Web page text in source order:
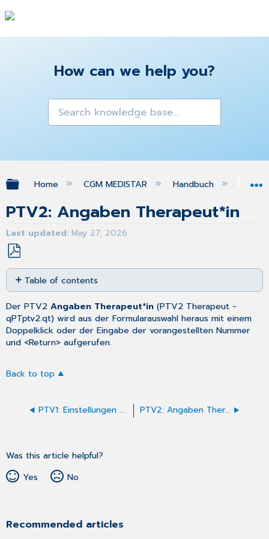
How can we help you?
Expand/collapse global hierarchy
Home CGM MEDISTAR Handbuch
PTV2: Angaben Therapeut*in
Last updated May 27, 2026
Save
as
PDF
Table of contents
No
headers
Der PTV2Angaben Therapeut*in (PTV2 Therapeut -
qPTptv2.qt) wird aus derFormularauswahl heraus mit einem
Doppelklick oder der Eingabe der vorangestellten Nummer
und <Return> aufgerufen.
Back to top
PTV1: Einstellungen des Antrags auf Psychotherapie PTV2: Angaben Therapeut*in ausfüllen
Was this article helpful?
Yes
No
Recommended articles